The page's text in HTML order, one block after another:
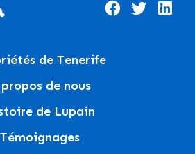
de Tenerife
de nous
de Lupain
Témoignages